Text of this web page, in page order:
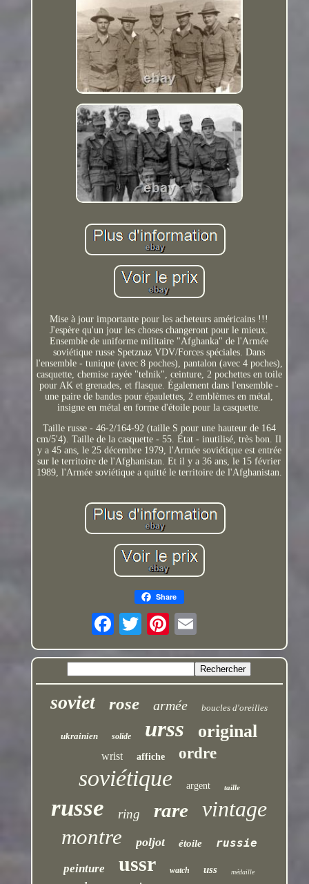
Mise à jour importante pour les acheteurs américains !!!
J'espère qu'un jour les choses changeront pour le mieux.
Ensemble de uniforme militaire "Afghanka" de l'Armée
soviétique russe Spetznaz VDV/Forces spéciales. Dans
l'ensemble - tunique (avec 8 poches), pantalon (avec 4 poches),
casquette, chemise rayée "telnik", ceinture, 2 pochettes en toile
pour AK et grenades, et flasque. Également dans l'ensemble -
une paire de bandes pour épaulettes, 2 emblèmes en métal,
insigne en métal en forme d'étoile pour la casquette.
Taille russe - 46-2/164-92 (taille S pour une hauteur de 164
cm/5'4). Taille de la casquette - 55. État - inutilisé, très bon. Il
y a 45 ans, le 25 décembre 1979, l'Armée soviétique est entrée
sur le territoire de l'Afghanistan. Et il y a 36 ans, le 15 février
1989, l'Armée soviétique a quitté le territoire de l'Afghanistan.
Share
soviet rose armée boucles d'oreilles
ukrainien solide urss original
wrist affiche ordre
soviétique argent taille
russe ring rare vintage
montre poljot étoile
russie
peinture
ussr watch uss médaille